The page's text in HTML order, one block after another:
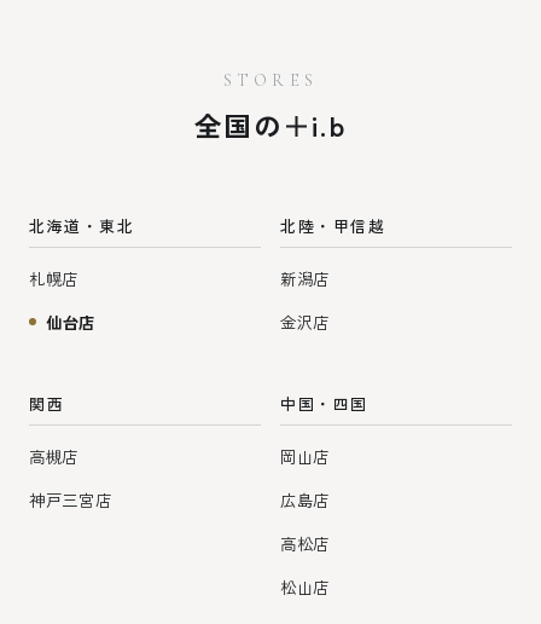
STORES
全国の＋i.b
北海道・東北
札幌店
仙台店
北陸・甲信越
新潟店
金沢店
関西
高槻店
神戸三宮店
中国・四国
岡山店
広島店
高松店
松山店